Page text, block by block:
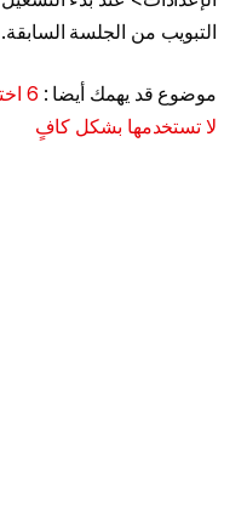
التبويب من الجلسة السابقة.
موضوع قد يهمك أيضا :
لا تستخدمها بشكل كافٍ